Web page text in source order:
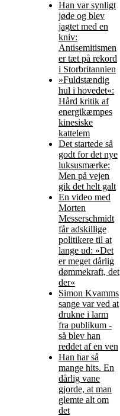
Han var synligt
jøde og blev
jagtet med en
kniv:
Antisemitismen
er tæt på rekord
i Storbritannien
»Fuldstændig
hul i hovedet«:
Hård kritik af
energikæmpes
kinesiske
kattelem
Det startede så
godt for det nye
luksusmærke:
Men på vejen
gik det helt galt
En video med
Morten
Messerschmidt
får adskillige
politikere til at
lange ud: »Det
er meget dårlig
dømmekraft, det
der«
Simon Kvamms
sange var ved at
drukne i larm
fra publikum -
så blev han
reddet af en ven
Han har så
mange hits. En
dårlig vane
gjorde, at man
glemte alt om
det